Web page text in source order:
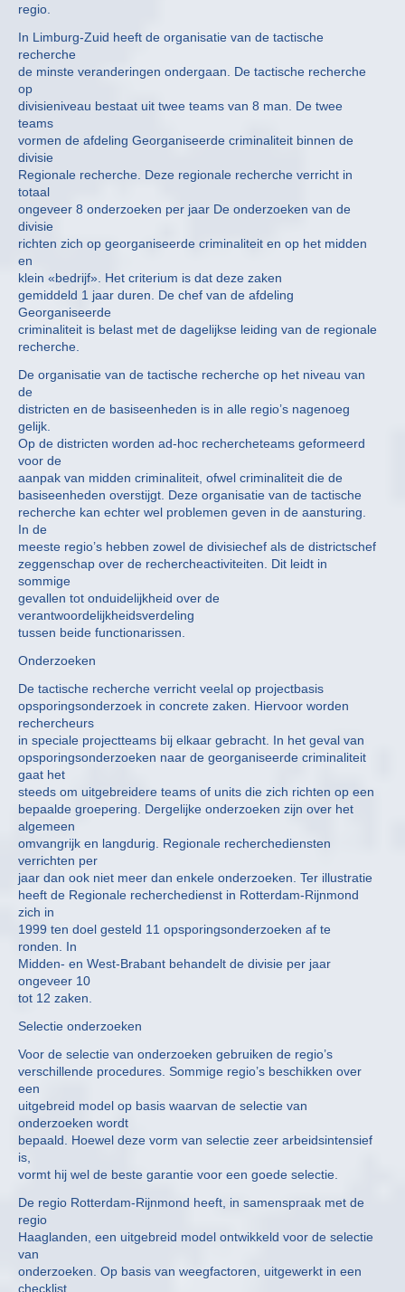
regio.
In Limburg-Zuid heeft de organisatie van de tactische
recherche
de minste veranderingen ondergaan. De tactische recherche
op
divisieniveau bestaat uit twee teams van 8 man. De twee
teams
vormen de afdeling Georganiseerde criminaliteit binnen de
divisie
Regionale recherche. Deze regionale recherche verricht in
totaal
ongeveer 8 onderzoeken per jaar De onderzoeken van de
divisie
richten zich op georganiseerde criminaliteit en op het midden
en
klein «bedrijf». Het criterium is dat deze zaken
gemiddeld 1 jaar duren. De chef van de afdeling
Georganiseerde
criminaliteit is belast met de dagelijkse leiding van de regionale
recherche.
De organisatie van de tactische recherche op het niveau van
de
districten en de basiseenheden is in alle regio’s nagenoeg
gelijk.
Op de districten worden ad-hoc rechercheteams geformeerd
voor de
aanpak van midden criminaliteit, ofwel criminaliteit die de
basiseenheden overstijgt. Deze organisatie van de tactische
recherche kan echter wel problemen geven in de aansturing.
In de
meeste regio’s hebben zowel de divisiechef als de districtschef
zeggenschap over de rechercheactiviteiten. Dit leidt in
sommige
gevallen tot onduidelijkheid over de
verantwoordelijkheidsverdeling
tussen beide functionarissen.
Onderzoeken
De tactische recherche verricht veelal op projectbasis
opsporingsonderzoek in concrete zaken. Hiervoor worden
rechercheurs
in speciale projectteams bij elkaar gebracht. In het geval van
opsporingsonderzoeken naar de georganiseerde criminaliteit
gaat het
steeds om uitgebreidere teams of units die zich richten op een
bepaalde groepering. Dergelijke onderzoeken zijn over het
algemeen
omvangrijk en langdurig. Regionale recherchediensten
verrichten per
jaar dan ook niet meer dan enkele onderzoeken. Ter illustratie
heeft de Regionale recherchedienst in Rotterdam-Rijnmond
zich in
1999 ten doel gesteld 11 opsporingsonderzoeken af te
ronden. In
Midden- en West-Brabant behandelt de divisie per jaar
ongeveer 10
tot 12 zaken.
Selectie onderzoeken
Voor de selectie van onderzoeken gebruiken de regio’s
verschillende procedures. Sommige regio’s beschikken over
een
uitgebreid model op basis waarvan de selectie van
onderzoeken wordt
bepaald. Hoewel deze vorm van selectie zeer arbeidsintensief
is,
vormt hij wel de beste garantie voor een goede selectie.
De regio Rotterdam-Rijnmond heeft, in samenspraak met de
regio
Haaglanden, een uitgebreid model ontwikkeld voor de selectie
van
onderzoeken. Op basis van weegfactoren, uitgewerkt in een
checklist